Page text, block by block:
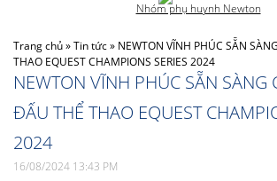
Trang chủ»Tin tức» NEWTON VĨNH PHÚC SẴN
THAO EQUEST CHAMPIONS SERIES 2024
NEWTON VĨNH PHÚC SẴN SÀNG
ĐẤU THỂ THAO EQUEST
2024
16/08/2024 13:43 PM
Nhóm phụ huynh Newton